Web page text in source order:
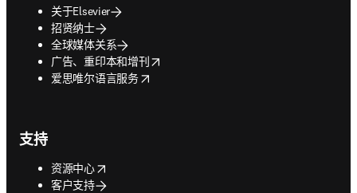
关于Elsevier
招贤纳士
全球媒体关系
广告、重印本和增刊
opens in new tab/window
爱思唯尔语言服务
opens in new tab/window
支持
资源中心
opens in new tab/window
客户支持